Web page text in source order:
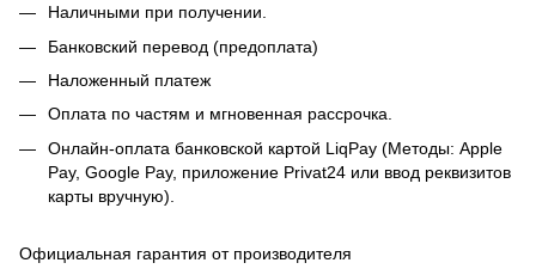
Наличными при получении.
Банковский перевод (предоплата)
Наложенный платеж
Оплата по частям и мгновенная рассрочка.
Онлайн-оплата банковской картой LiqPay (Методы: Apple
Pay, Google Pay, приложение Privat24 или ввод реквизитов
карты вручную).
Официальная гарантия от производителя